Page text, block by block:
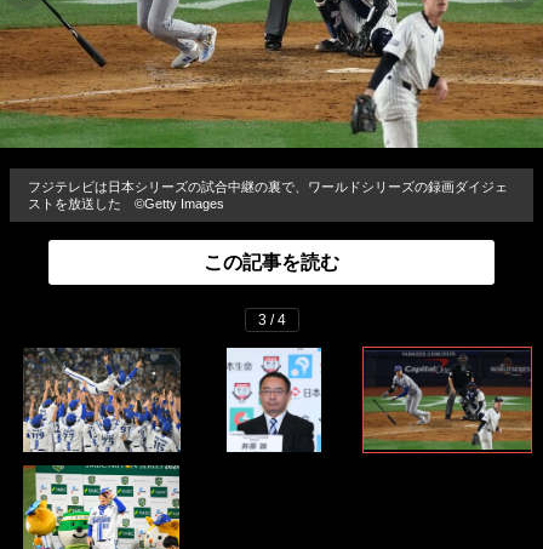
フジテレビは日本シリーズの試合中継の裏で、ワールドシリーズの録画ダイジェ
ストを放送した ©︎Getty Images
この記事を読む
3 / 4